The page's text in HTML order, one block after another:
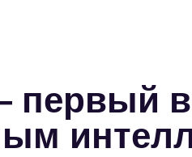
первый